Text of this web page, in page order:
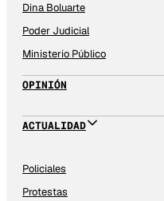
Dina Boluarte
Poder Judicial
Ministerio Público
OPINIÓN
ACTUALIDAD
Policiales
Protestas